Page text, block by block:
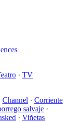
· TV
Channel · Corriente
salvaje ·
· Viñetas